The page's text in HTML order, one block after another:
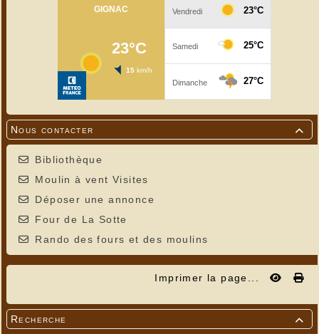

Nous contacter
Bibliothèque
Moulin à vent Visites
Déposer une annonce
Four de La Sotte
Rando des fours et des moulins
Imprimer la page...

Recherche